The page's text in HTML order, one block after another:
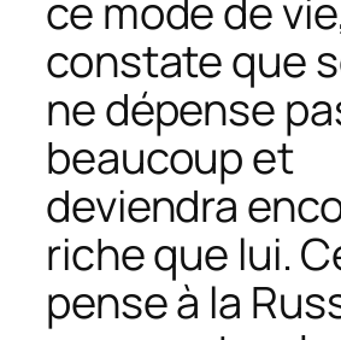
ce mode de
constate que
ne dépense
beaucoup et
deviendra
riche que lui.
pense à la